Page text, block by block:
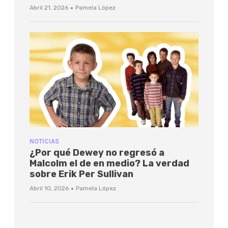
Abril 21, 2026 · Pamela López
NOTICIAS
¿Por qué Dewey no regresó a
Malcolm el de en medio? La verdad
sobre Erik Per Sullivan
Abril 10, 2026 · Pamela López